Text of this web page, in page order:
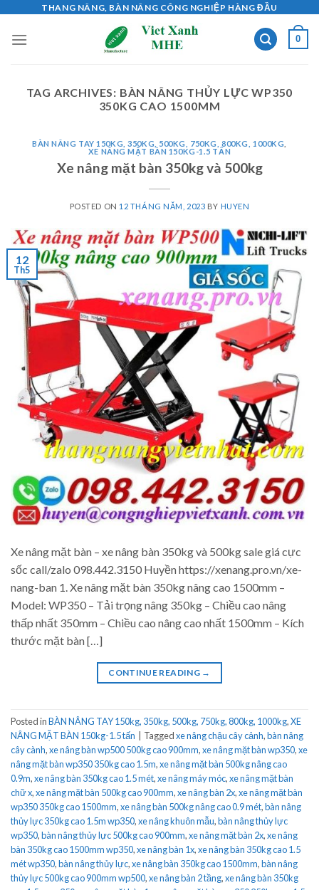
content
THANG NÂNG, BÀN NÂNG CÔNG NGHIỆP HÀNG ĐẦU
0
TAG ARCHIVES: BÀN NÂNG THỦY LỰC WP350
350KG CAO 1500MM
BÀN NÂNG TAY 150KG, 350KG, 500KG, 750KG, 800KG, 1000KG
XE NÂNG MẶT BÀN 150KG-1.5 TẤN
Xe nâng mặt bàn 350kg và 500kg
POSTED ON 12 THÁNG NĂM, 2023 BY HUYEN
12
Th5
Xe nâng mặt bàn – xe nâng bàn 350kg và 500kg sale giá cực
sốc call/zalo 098.442.3150 Huyền https://xenang.pro.vn/xe-
nang-ban 1. Xe nâng mặt bàn 350kg nâng cao 1500mm –
Model: WP350 – Tải trọng nâng 350kg – Chiều cao nâng
thấp nhất 350mm – Chiều cao nâng cao nhất 1500mm – Kích
thước mặt bàn […]
CONTINUE READING →
Posted inBÀN NÂNG TAY 150kg, 350kg, 500kg, 750kg, 800kg, 1000kg,XE
NÂNG MẶT BÀN 150kg-1.5 tấn
Taggedxe nâng chậu cây cảnh,bàn nâng
cây cành,xe nâng bàn wp500 500kg cao 900mm,xe nâng mặt bàn wp350,xe
nâng mặt bàn wp350 350kg cao 1.5m,xe nâng mặt bàn 500kg nâng cao
0.9m,xe nâng bàn 350kg cao 1.5 mét,xe nâng máy móc,xe nâng mặt bàn
chữ x,xe nâng mặt bàn 500kg cao 900mm,xe nâng bàn 2x,xe nâng mặt bàn
wp350 350kg cao 1500mm,xe nâng bàn 500kg nâng cao 0.9 mét,bàn nâng
thủy lực 350kg cao 1.5m wp350,xe nâng khuôn mẫu,bàn nâng thủy lực
wp350,bàn nâng thủy lực 500kg cao 900mm,xe nâng mặt bàn 2x,xe nâng
bàn 350kg cao 1500mm wp350,xe nâng bàn 1x,xe nâng bàn 350kg cao 1.5
mét wp350,bàn nâng thủy lực,xe nâng bàn 350kg cao 1500mm,bàn nâng
thủy lực 500kg cao 900mm wp500,xe nâng bàn 2 tầng,xe nâng bàn 350kg